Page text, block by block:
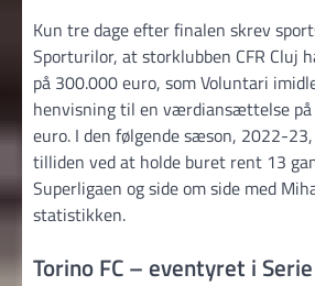
Kun tre dage efter finalen skrev
Sporturilor, at storklubben CFR Cluj
på 300.000 euro, som Voluntari
henvisning til en værdiansættelse
euro. I den følgende sæson, 2022-
tilliden ved at holde buret rent 13
Superligaen og side om side med
statistikken.
Torino FC – eventyret i